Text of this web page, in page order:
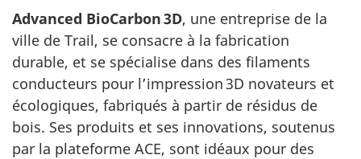
Advanced BioCarbon 3D, une entreprise de la
ville de Trail, se consacre à la fabrication
durable, et se spécialise dans des filaments
conducteurs pour l’impression 3D novateurs et
écologiques, fabriqués à partir de résidus de
bois. Ses produits et ses innovations, soutenus
par la plateforme ACE, sont idéaux pour des